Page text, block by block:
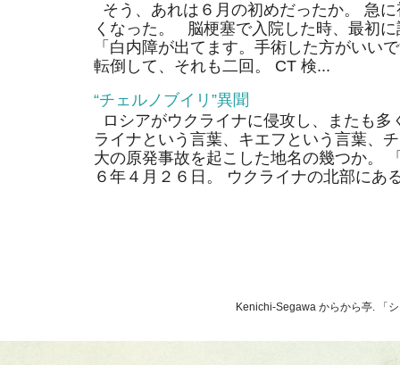
そう、あれは６月の初めだったか。 急
くなった。 脳梗塞で入院した時、最初
「白内障が出てます。手術した方がい
転倒して、それも二回。 CT 検...
“チェルノブイリ”異聞
ロシアがウクライナに侵攻し、またも
ライナという言葉、キエフという言葉、
大の原発事故を起こした地名の幾つか。
６年４月２６日。 ウクライナの北部にあ
Kenichi-Segawa からから亭. 「